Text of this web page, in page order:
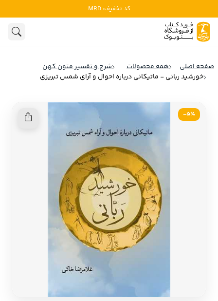
کد تخفیف: MRD
ادبیات
روانشناسی
تاریخ و سیاست
ادبیات آمریکا
ادبیات فرانسه
ادبیات ایتالیا
ادبیات روسیه
ادبیات آمریکای لاتین
ادبیات آلمان
ادبیات ترکیه
ادبیات آسیا
سایر کشورهای اروپا
داستان کوتاه
صفحه اصلی همه محصولات
شرح و تفسیر متون کهن
خورشید ربانی - ماتیکانی درباره احوال و آرای شمس تبریزی
5٪-